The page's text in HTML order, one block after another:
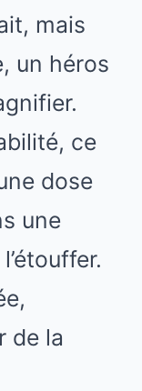
mais
un héros
ce
dose
une
de la